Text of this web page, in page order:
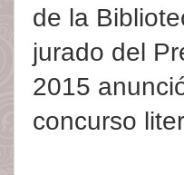
de la
jurado del
2015
concurso